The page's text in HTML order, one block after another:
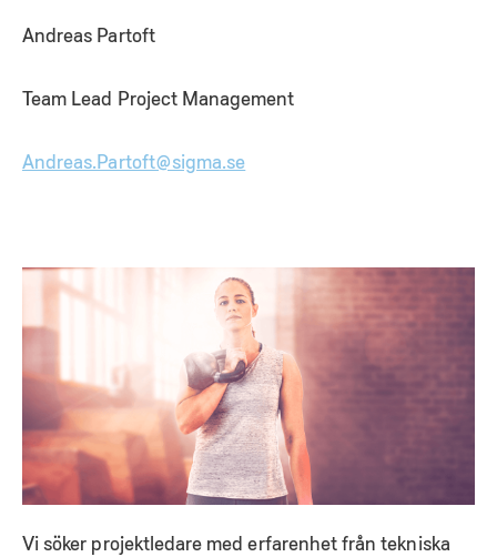
Andreas Partoft
Team Lead Project Management
Andreas.Partoft@sigma.se
Vi söker projektledare med erfarenhet från tekniska